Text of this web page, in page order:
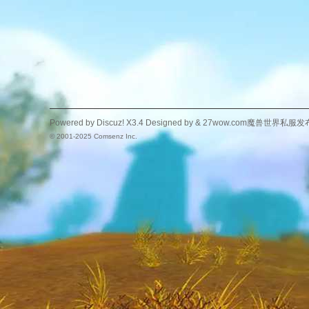
Powered by Discuz! X3.4 Designed by & 27wow.com魔兽世界私服发
© 2001-2025 Comsenz Inc.